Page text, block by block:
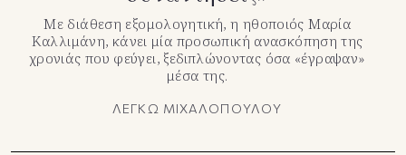
Με διάθεση εξομολογητική, η ηθοποιός Μαρία
Καλλιμάνη, κάνει μία προσωπική ανασκόπηση της
χρονιάς που φεύγει, ξεδιπλώνοντας όσα «έγραψαν»
μέσα της.
ΛΕΓΚΩ ΜΙΧΑΛΟΠΟΥΛΟΥ